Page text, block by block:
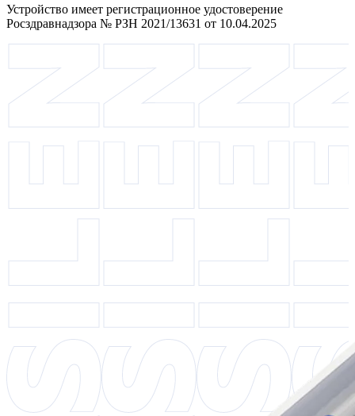
Устройство имеет регистрационное удостоверение
Росздравнадзора № РЗН 2021/13631 от 10.04.2025